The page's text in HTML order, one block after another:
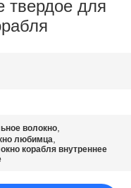
твердое для
волокно,
любимца,
корабля внутреннее